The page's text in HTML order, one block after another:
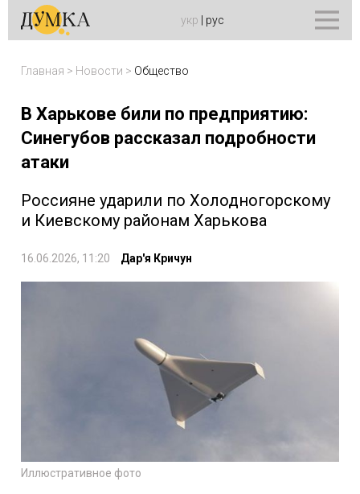
укр рус
Главная > Новости > Общество
В Харькове били по предприятию:
Синегубов рассказал подробности
атаки
Россияне ударили по Холодногорскому
и Киевскому районам Харькова
16.06.2026, 11:20 Дар'я Кричун
Иллюстративное фото